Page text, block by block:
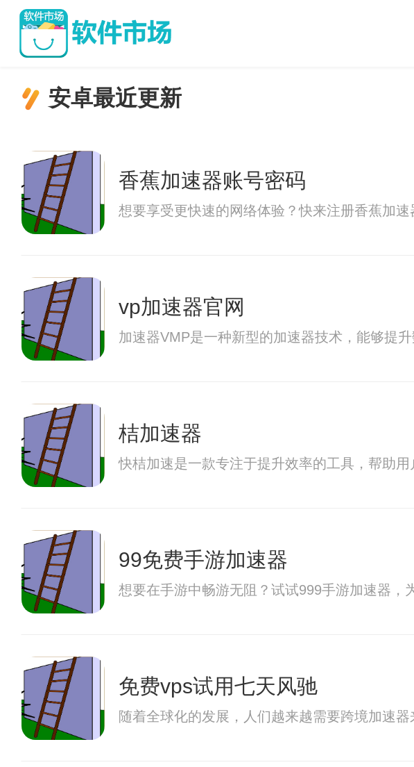
安卓最近更新
香蕉加速器账号密码
想要享受更快速的网络体验？快来注册香蕉加
vp加速器官网
加速器VMP是一种新型的加速器技术，能够提
桔加速器
快桔加速是一款专注于提升效率的工具，帮助
99免费手游加速器
想要在手游中畅游无阻？试试999手游加速器，
免费vps试用七天风驰
随着全球化的发展，人们越来越需要跨境加速